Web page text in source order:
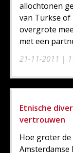
21-11-2011 |
allochtonen
van Turkse of
overgrote
met een
Etnische
vertrouwen
Hoe groter